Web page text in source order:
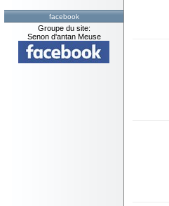
facebook
Groupe du site:
Senon d'antan Meuse